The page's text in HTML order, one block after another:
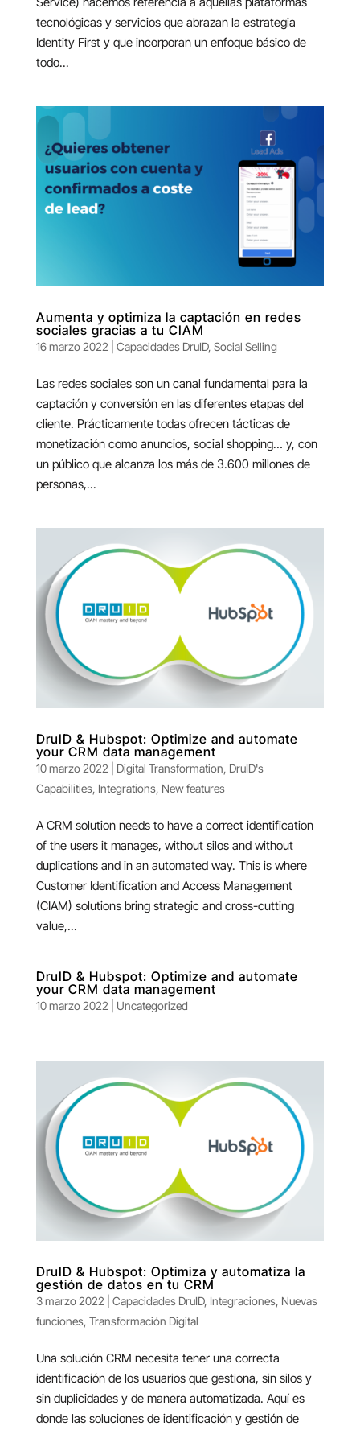
tecnológicas y servicios que abrazan la estrategia
Identity First y que incorporan un enfoque básico de
todo...
Aumenta y optimiza la captación en redes
sociales gracias a tu CIAM
16 marzo 2022 Capacidades DruID, Social Selling
Las redes sociales son un canal fundamental para la
captación y conversión en las diferentes etapas del
cliente. Prácticamente todas ofrecen tácticas de
monetización como anuncios, social shopping… y, con
un público que alcanza los más de 3.600 millones de
personas,...
DruID & Hubspot: Optimize and automate
your CRM data management
10 marzo 2022 Digital Transformation, DruID's
Capabilities, Integrations, New features
A CRM solution needs to have a correct identification
of the users it manages, without silos and without
duplications and in an automated way. This is where
Customer Identification and Access Management
(CIAM) solutions bring strategic and cross-cutting
value,...
DruID & Hubspot: Optimize and automate
your CRM data management
10 marzo 2022 Uncategorized
DruID & Hubspot: Optimiza y automatiza la
gestión de datos en tu CRM
3 marzo 2022| Capacidades DruID, Integraciones, Nuevas
funciones, Transformación Digital
Una solución CRM necesita tener una correcta
identificación de los usuarios que gestiona, sin silos y
sin duplicidades y de manera automatizada. Aquí es
donde las soluciones de identificación y gestión de